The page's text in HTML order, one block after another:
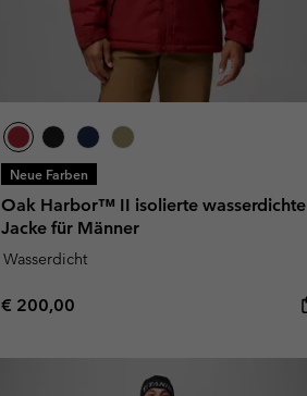
Neue Farben
Oak Harbor™ II isolierte wasserdichte
Jacke für Männer
Wasserdicht
Regular price:
€ 200,00